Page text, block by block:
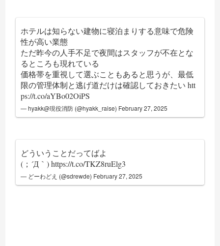
ホテルは知らない建物に寝泊まりする意味で危険
性が高い業態
ただ昨今の人手不足で夜間はスタッフが不在とな
るところも現れている
価格帯を重視して選ぶこともあると思うが、最低
限の管理体制と逃げ道だけは確認しておきたいhtt
ps://t.co/aYBo02OiPS
— hyakk@現役消防 (@hyakk_raise) February 27, 2025
どういうことだってばよ
(；´Д｀)https://t.co/TKZ8ruElg3
— どーわどえ (@sdrewde) February 27, 2025